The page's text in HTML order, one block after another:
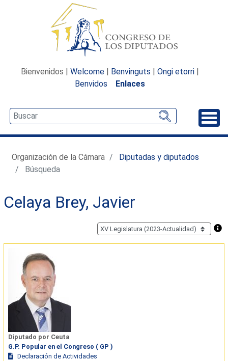
Bienvenidos | Welcome | Benvinguts | Ongi etorri |
Benvidos
Enlaces
Organización de la Cámara
Diputadas y diputados
Búsqueda
Celaya Brey, Javier
Diputado por Ceuta
G.P. Popular en el Congreso ( GP )
Declaración de Actividades